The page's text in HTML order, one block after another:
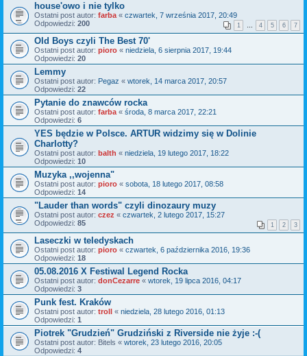
house'owo i nie tylko
Ostatni post autor: farba « czwartek, 7 września 2017, 20:49
Odpowiedzi: 200 1 … 4 5 6 7
Old Boys czyli The Best 70'
Ostatni post autor: pioro « niedziela, 6 sierpnia 2017, 19:44
Odpowiedzi: 20
Lemmy
Ostatni post autor: Pegaz « wtorek, 14 marca 2017, 20:57
Odpowiedzi: 22
Pytanie do znawców rocka
Ostatni post autor: farba « środa, 8 marca 2017, 22:21
Odpowiedzi: 6
YES będzie w Polsce. ARTUR widzimy się w Dolinie
Charlotty?
Ostatni post autor: balth « niedziela, 19 lutego 2017, 18:22
Odpowiedzi: 10
Muzyka ,,wojenna"
Ostatni post autor: pioro « sobota, 18 lutego 2017, 08:58
Odpowiedzi: 14
"Lauder than words" czyli dinozaury muzy
Ostatni post autor: czez « czwartek, 2 lutego 2017, 15:27
Odpowiedzi: 85 1 2 3
Laseczki w teledyskach
Ostatni post autor: pioro « czwartek, 6 października 2016, 19:36
Odpowiedzi: 18
05.08.2016 X Festiwal Legend Rocka
Ostatni post autor: donCezarre « wtorek, 19 lipca 2016, 04:17
Odpowiedzi: 3
Punk fest. Kraków
Ostatni post autor: troll « niedziela, 28 lutego 2016, 01:13
Odpowiedzi: 1
Piotrek "Grudzień" Grudziński z Riverside nie żyje :-(
Ostatni post autor: Bitels « wtorek, 23 lutego 2016, 20:05
Odpowiedzi: 4